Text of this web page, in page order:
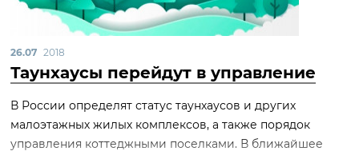
26.07 2018
Таунхаусы перейдут в управление
В России определят статус таунхаусов и других
малоэтажных жилых комплексов, а также порядок
управления коттеджными поселками. В ближайшее